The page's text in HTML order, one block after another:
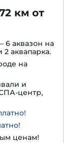
км от
6 аквазон на
аквапарка.
на
и
центр,
ценам!